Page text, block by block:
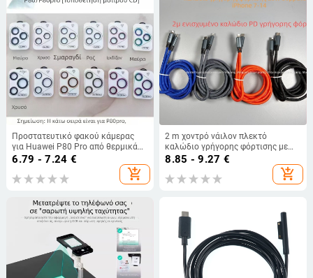
Προστατευτικό φακού κάμερας
για Huawei P80 Pro από θερμικά
σκλήρυνόμενο γυαλί, σχέδιο Eagle
Eye με διπλό φακό, CD‑μοτίβο
6.79 - 7.24 €
add_shopping_cart
2 m χοντρό νάιλον πλεκτό
καλώδιο γρήγορης φόρτισης με
Lightning, συμβατό με iPhone
12/13/14 Pro Max, χονδρική
8.85 - 9.27 €
add_shopping_cart